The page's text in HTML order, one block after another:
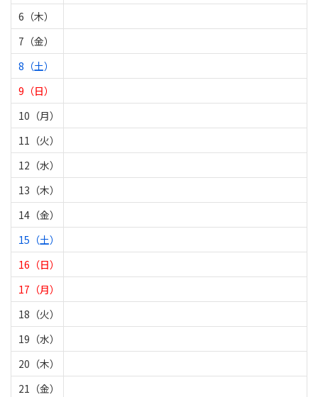
6（木）
7（金）
8（土）
9（日）
10（月）
11（火）
12（水）
13（木）
14（金）
15（土）
16（日）
17（月）
18（火）
19（水）
20（木）
21（金）